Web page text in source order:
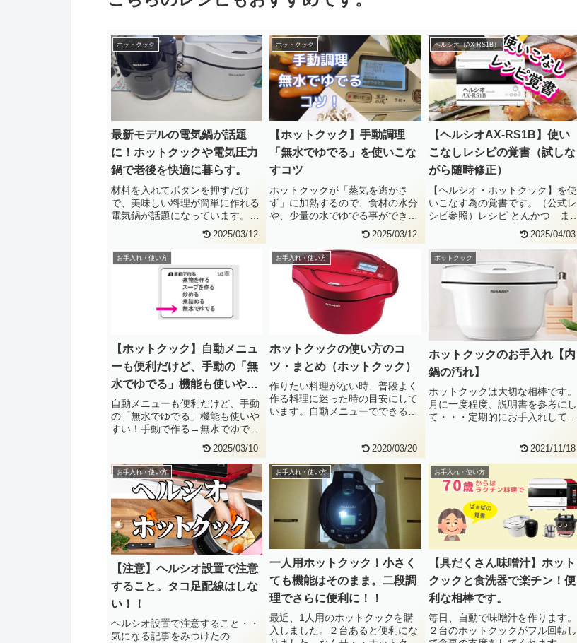
ホットクック
最新モデルの電気鍋が話題
に！ホットクックや電気圧力
鍋で老後を快適に暮らす。
材料を入れてボタンを押すだけ
で、美味しい料理が簡単に作れる
電気鍋が話題になっています。あ
っという間にいろいろな種類の電
2025/03/12
ホットクック
【ホットクック】手動調理
「無水でゆでる」を使いこな
すコツ
ホットクックが「蒸気を逃がさ
ず」に加熱するので、食材の水分
や、少量の水でゆでる事ができま
す。手動調理「無水でゆでる」を
2025/03/12
ヘルシオ（AX-RS1B）
【ヘルシオAX-RS1B】使い
こなしレシピの覚書（試しな
がら随時修正）
【ヘルシオ・ホットクック】を使
いこなす為の覚書です。（公式レ
シピ参照）レシピ とんかつ まか
せて調理(網焼き・揚げる) エ・・
2025/04/03
お手入れ・使い方
【ホットクック】自動メニュ
ーも便利だけど、手動の「無
水でゆでる」機能も使いやす
い！
自動メニューも便利だけど、手動
の「無水でゆでる」機能も使いや
すい！手動で作る→無水でゆでる
2025/03/10
お手入れ・使い方
ホットクックの使い方のコ
ツ・まとめ（ホットクック）
作りたい料理がない時、普段よく
作る料理に迷った時の目安にして
います。自動メニューでできるこ
2020/03/20
ホットクック
ホットクックのお手入れ【内
鍋の汚れ】
ホットクックは大切な相棒です。
月に一度程度、説明書を参考にし
て・・・定期的にお手入れしてい
2021/11/18
お手入れ・使い方
【注意】ヘルシオ設置で注意
すること。タコ足配線はしな
い！！
ヘルシオ設置で注意すること・・
気になる記事をみつけたの
お手入れ・使い方
一人用ホットクック！小さく
ても機能はそのまま。二段調
理でさらに便利に！！
最近、1人用のホットクックを購
入しました。２台あると便利にな
お手入れ・使い方
【具だくさん味噌汁】ホット
クックと食洗器で楽チン！便
利な相棒です。
毎日、自動で味噌汁を作ります。
２台のホットクックがフル回転し